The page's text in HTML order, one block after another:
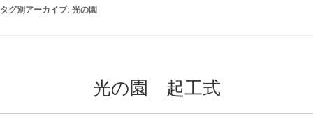
タグ別アーカイブ: 光の園
光の園 起工式